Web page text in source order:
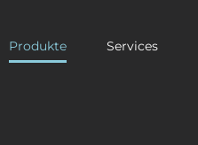
Produkte Services